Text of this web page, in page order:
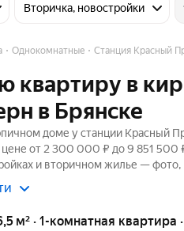
Вторичка, новостройки
Однокомнатные Станция Красный
квартиру в
в Брянске
доме у станции Красный
цене от 2 300 000 ₽ до 9 851
и вторичном жилье — фото,
м² · 1-комнатная квартира